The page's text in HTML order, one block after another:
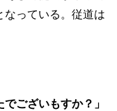
なっている。従道は
ございもすか？」